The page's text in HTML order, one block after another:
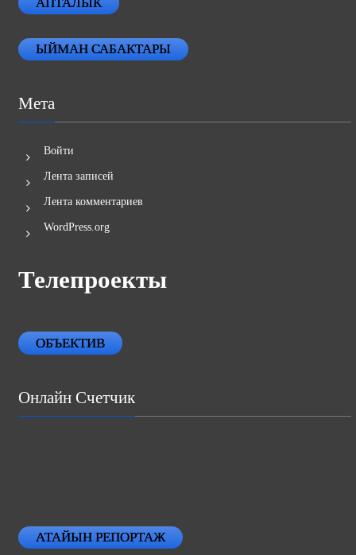
ЫЙМАН САБАКТАРЫ
Мета
Войти
Лента записей
Лента комментариев
WordPress.org
Телепроекты
ОБЪЕКТИВ
Онлайн Счетчик
АТАЙЫН РЕПОРТАЖ